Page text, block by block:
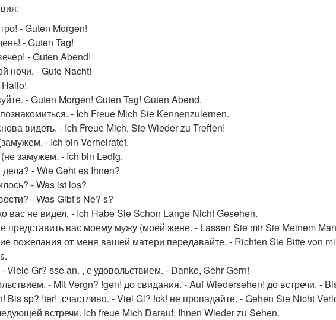
- Guten Morgen!
- Guten Tag!
- Guten Abend!
ночи. - Gute Nacht!
- Guten Morgen! Guten Tag! Guten Abend.
- Ich Freue Mich Sie Kennenzulernen.
видеть. - Ich Freue Mich, Sie Wieder zu Treffen!
- Ich bin Verheiratet.
замужем. - Ich bin Ledig.
- Wie Geht es Ihnen?
- Was ist los?
- Was Gibt's Ne? s?
вас не видел. - Ich Habe Sie Schon Lange Nicht Gesehen.
представить вас моему мужу (моей жене. - Lassen Sie mir Sie Meinem
пожелания от меня вашей матери передавайте. - Richten Sie Bitte von
Viele Gr? sse an. , с удовольствием. - Danke, Sehr Gern!
- Mit Vergn? !gen! до свидания. - Auf Wiedersehen! до встречи. -
Bis sp? !ter! .счастливо. - Viel Gl? !ck! не пропадайте. - Gehen Sie Nicht
встречи. Ich freuе Mich Darauf, Ihnen Wieder zu Sehen.